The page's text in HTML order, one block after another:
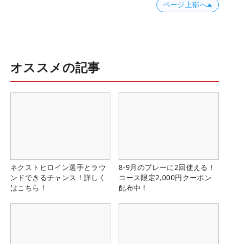
ページ上部へ
オススメの記事
ネクストヒロイン選手とラウ
ンドできるチャンス！詳しく
はこちら！
8-9月のプレーに2回使える！
コース限定2,000円クーポン
配布中！